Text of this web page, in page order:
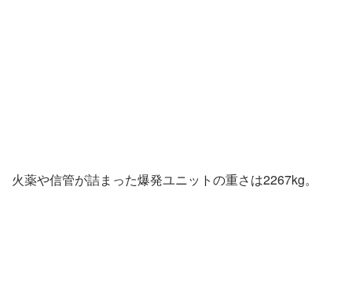
火薬や信管が詰まった爆発ユニットの重さは2267kg。